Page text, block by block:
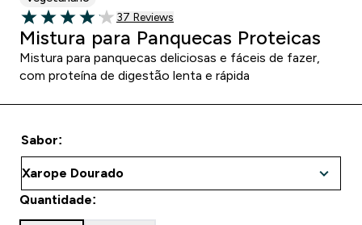
4.08 out of 5 stars
37 customer reviews
37 Reviews
Mistura para Panquecas Proteicas
Mistura para panquecas deliciosas e fáceis de fazer,
com proteína de digestão lenta e rápida
Sabor:
Quantidade: